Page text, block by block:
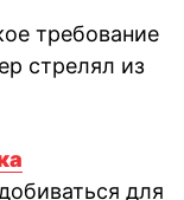
требование
стрелял из
для